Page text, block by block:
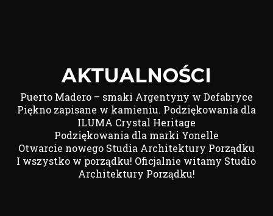
AKTUALNOŚCI
Puerto Madero – smaki Argentyny w Defabryce
Piękno zapisane w kamieniu. Podziękowania dla
ILUMA Crystal Heritage
Podziękowania dla marki Yonelle
Otwarcie nowego Studia Architektury Porządku
I wszystko w porządku! Oficjalnie witamy Studio
Architektury Porządku!